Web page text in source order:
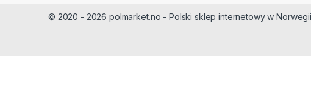
© 2020 - 2026 polmarket.no - Polski sklep internetowy w